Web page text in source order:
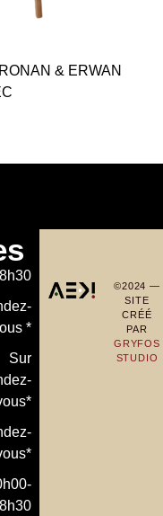
& ERWAN
*
Sur
©2024 —
SITE
CRÉÉ
PAR
GRYFOS
STUDIO